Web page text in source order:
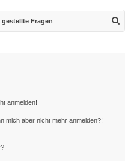
gestellte Fragen
anmelden!
mich aber nicht mehr anmelden?!